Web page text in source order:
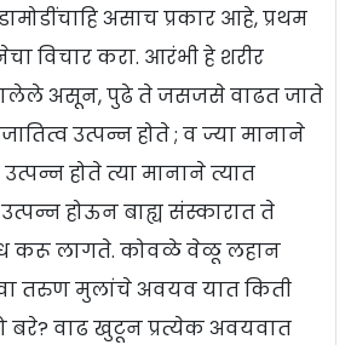
असाच प्रकार आहे, प्रथम
विचार करा. आरंभी हे शरीर
असून, पुढे ते जसजसे वाढत जाते
उत्पन्न होते ; व ज्या मानाने
होते त्या मानाने त्यात
होऊन बाह्य संस्कारात ते
करू लागते. कोवळे वेळू लहान
तरुण मुलांचे अवयव यात किती
वाढ खुटून प्रत्येक अवयवात